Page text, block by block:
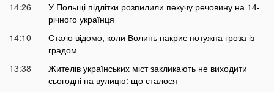
14:26
У Польщі підлітки розпилили пекучу речовину на 14-
річного українця
14:10
Стало відомо, коли Волинь накриє потужна гроза із
градом
13:38
Жителів українських міст закликають не виходити
сьогодні на вулицю: що сталося